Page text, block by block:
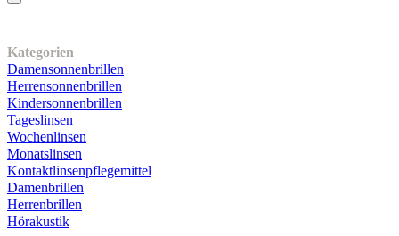
Kategorien
Damensonnenbrillen
Herrensonnenbrillen
Kindersonnenbrillen
Tageslinsen
Wochenlinsen
Monatslinsen
Kontaktlinsenpflegemittel
Damenbrillen
Herrenbrillen
Hörakustik